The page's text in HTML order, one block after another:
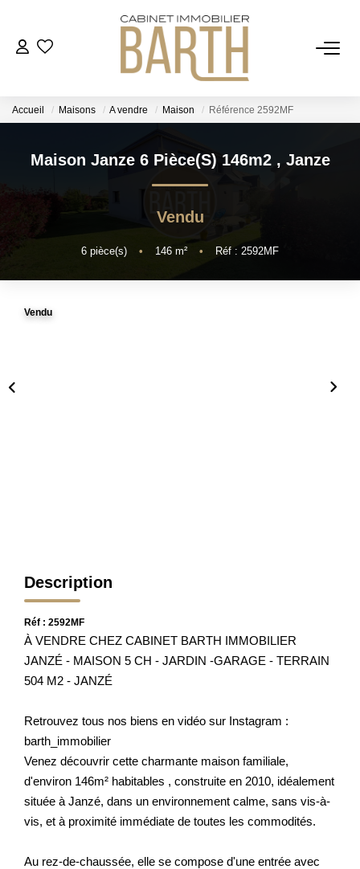
ESTIMER
RECRUTEMENT
Accueil Maisons A vendre Maison Référence 2592MF
Maison Janze 6 Pièce(s) 146m2 , Janze
Vendu
6 pièce(s) • 146 m² • Réf : 2592MF
Vendu
Description
Réf : 2592MF
À VENDRE CHEZ CABINET BARTH IMMOBILIER
JANZÉ - MAISON 5 CH - JARDIN -GARAGE - TERRAIN
504 M2 - JANZÉ
Retrouvez tous nos biens en vidéo sur Instagram :
barth_immobilier
Venez découvrir cette charmante maison familiale,
d'environ 146m² habitables , construite en 2010, idéalement
située à Janzé, dans un environnement calme, sans vis-à-
vis, et à proximité immédiate de toutes les commodités.
Au rez-de-chaussée, elle se compose d'une entrée avec